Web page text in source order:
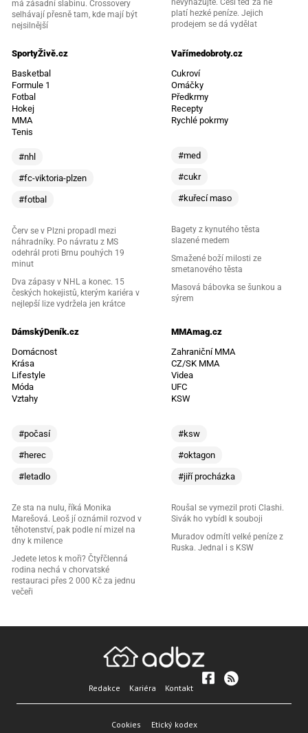
má zásadní slabinu. Crossovery
selhávají přesně tam, kde mají být
nejsilnější
nevyhazujte. Češi teď za ně
platí hezké peníze. Jejich
prodejem se dá vydělat
SportyŽivě.cz
Basketbal
Formule 1
Fotbal
Hokej
MMA
Tenis
#nhl
#fc-viktoria-plzen
#fotbal
Červ se v Plzni propadl mezi
náhradníky. Po návratu z MS
odehrál proti Brnu pouhých 19
minut
Dva zápasy v NHL a konec. 15
českých hokejistů, kterým kariéra v
nejlepší lize vydržela jen krátce
Vařímedobroty.cz
Cukroví
Omáčky
Předkrmy
Recepty
Rychlé pokrmy
#med
#cukr
#kuřecí maso
Bagety z kynutého těsta
slazené medem
Smažené boží milosti ze
smetanového těsta
Masová bábovka se šunkou a
sýrem
DámskýDeník.cz
Domácnost
Krása
Lifestyle
Móda
Vztahy
#počasí
#herec
#letadlo
Ze sta na nulu, říká Monika
Marešová. Leoš jí oznámil rozvod v
těhotenství, pak podle ní mizel na
dny k milence
Jedete letos k moři? Čtyřčlenná
rodina nechá v chorvatské
restauraci přes 2 000 Kč za jednu
večeři
MMAmag.cz
Zahraniční MMA
CZ/SK MMA
Videa
UFC
KSW
#ksw
#oktagon
#jiří procházka
Roušal se vymezil proti Clashi.
Sivák ho vybídl k souboji
Muradov odmítl velké peníze z
Ruska. Jednal i s KSW
Redakce Kariéra Kontakt
Cookies Etický kodex